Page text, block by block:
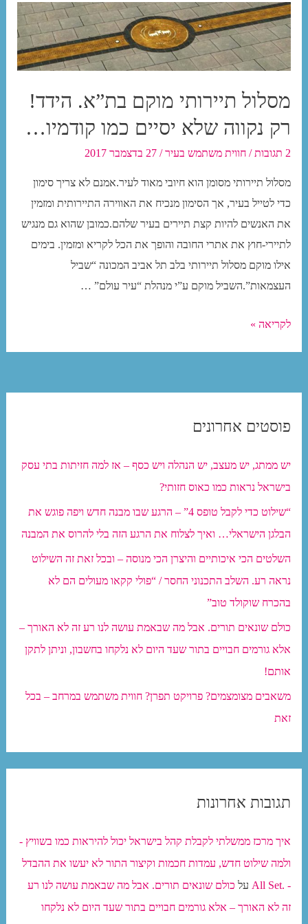
מסלול תיירותי מוקם בת”א. הידד!
רק נקווה שלא יסיים כמו קודמיו…
2 תגובות /חווית משתמש בעיר/27 בדצמבר 2017
מסלול תיירותי מסומן הוא חיובי מאוד לעיר.אמנם לא צריך סימון
כדי לטייל בעיר, אך הסימון מנכיח את האווירה התיירותית ומזמין
את האנשים להיות קצת תיירים בעיר שלהם.כמובן שהוא גם מנגיש
לתיירי-חוץ את אתרי החובה והופך את הכל לקריא ומזמין. בימים
אילו מוקם מסלול תיירותי בלב תל אביב המכונה “שביל
העצמאות”.השביל מוקם ע”י מנהלת “עיר עולם” …
מסלול
רק
שלא
יסיים
כמו
קודמיו…
לקריאה »
פוסטים אחרונים
יש ממתג, יש מעצב, יש הנהלה ויש כסף – אז למה חזיתות בתי עסק
בישראל נראות כמו כאוס חזותי?
“שילוט כדי לקבל טופס 4” – הרגע שבו מבנה חדש ויפה פוגש את
הבלגן הישראלי… ואיך לצלוח את הרגע הזה בלי להרוס את המבנה
השלטים הכי איכותיים והיצרן הכי מנוסה – ובכל זאת זה השילוט
נראה רע. השלב התכנוני החסר / “פולי קקאו מעולים הם לא
בהכרח שוקולד טוב”
כולם שונאים תורים. אבל מה שבאמת עושה לנו רע זה לא האורך –
אלא גורמים חבויים בתור שעד היום לא נלקחו בחשבון, וניתן לתקן
אותם!
משאבים מצומצמים? פרויקט תפרן? חווית משתמש במרחב – בכל
זאת
תגובות אחרונות
איך מרכז ממשלתי לקבלת קהל בישראל יכול להיראות כמו בשוויץ -
ולמה שילוט חדש, עמדות חכמות וקיצור התור לא יעשו את ההבדל
- .All Set
על כולם שונאים תורים. אבל מה שבאמת עושה לנו רע
זה לא האורך – אלא גורמים חבויים בתור שעד היום לא נלקחו